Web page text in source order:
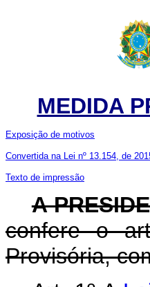
MEDIDA
Exposição de motivos
Convertida na Lei nº 13.154, de
Texto de impressão
A
confere o
Provisória,